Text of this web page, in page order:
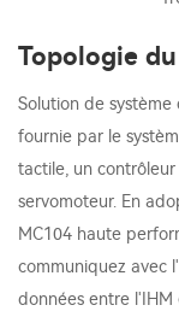
Topologie
Solution de système
fournie par le
tactile, un
servomoteur. En
MC104 haute
communiquez avec
données entre